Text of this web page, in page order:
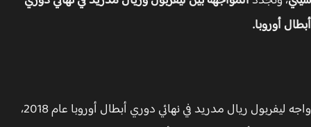
أوروبا.
واجه ليفربول ريال مدريد في نهائي دوري أبطال أوروبا عام 2018،